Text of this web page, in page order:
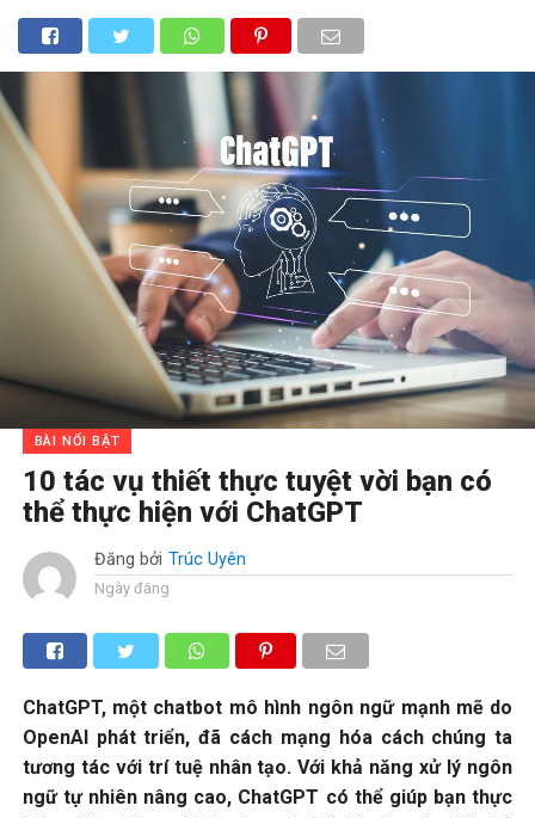
BÀI NỔI BẬT
10 tác vụ thiết thực tuyệt vời bạn có
thể thực hiện với ChatGPT
Đăng bởi Trúc Uyên
Ngày đăng
ChatGPT, một chatbot mô hình ngôn ngữ mạnh mẽ do
OpenAI phát triển, đã cách mạng hóa cách chúng ta
tương tác với trí tuệ nhân tạo. Với khả năng xử lý ngôn
ngữ tự nhiên nâng cao, ChatGPT có thể giúp bạn thực